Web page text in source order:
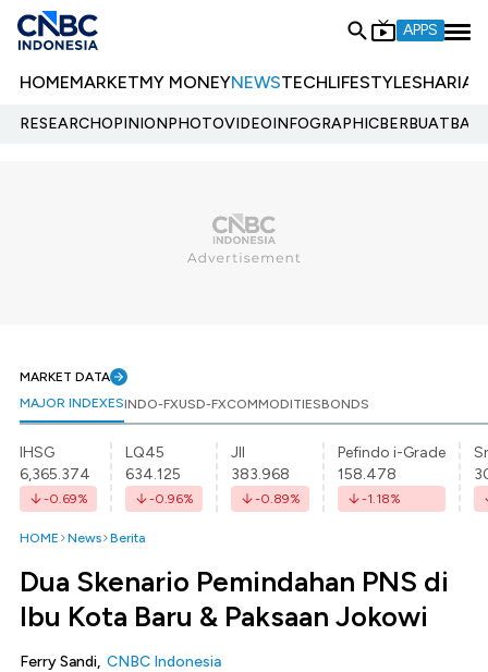
APPS
HOMEMARKETMY MONEYNEWSTECHLIFESTYLESHARIA
RESEARCHOPINIONPHOTOVIDEOINFOGRAPHIC
MARKET DATA
MAJOR INDEXESINDO-FXUSD-FXCOMMODITIESBONDS
IHSG
6,365.374
-0.69%
LQ45
634.125
-0.96%
JII
383.968
-0.89%
Pefindo i-Grade
158.478
-1.18%
HOME News Berita
Dua Skenario Pemindahan PNS di
Ibu Kota Baru & Paksaan Jokowi
Ferry Sandi, CNBC Indonesia